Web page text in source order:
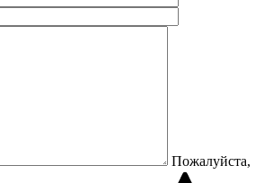
Пожалуйста,